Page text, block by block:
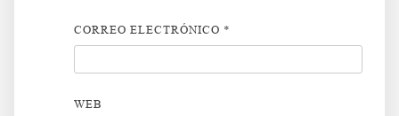
CORREO ELECTRÓNICO *
WEB